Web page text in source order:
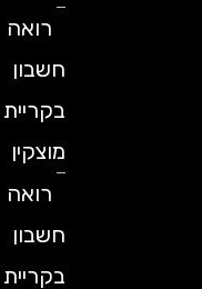
רואה
חשבון
בקריית
מוצקין
רואה
חשבון
בקריית